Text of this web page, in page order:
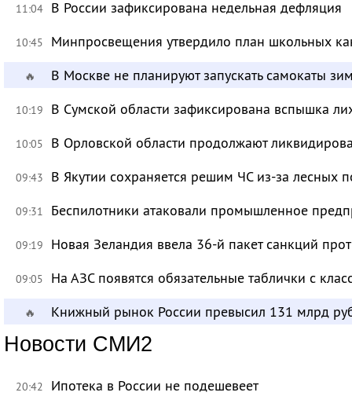
11:04 В России зафиксирована недельная дефляция
10:45 Минпросвещения утвердило план школьных
🔥 В Москве не планируют запускать самокаты
10:19 В Сумской области зафиксирована вспышка
10:05 В Орловской области продолжают
09:43 В Якутии сохраняется решим ЧС из-за лесных
09:31 Беспилотники атаковали промышленное
09:19 Новая Зеландия ввела 36-й пакет санкций
09:05 На АЗС появятся обязательные таблички с
🔥 Книжный рынок России превысил 131 млрд
Новости СМИ2
20:42 Ипотека в России не подешевеет